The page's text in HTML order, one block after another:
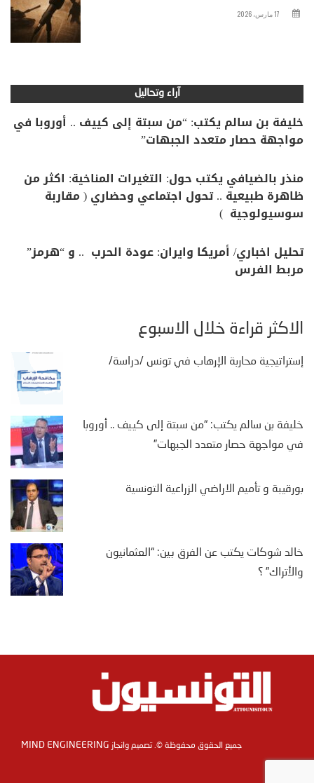
17 مارس، 2026
آراء وتحاليل
خليفة بن سالم يكتب: “من سبتة إلى كييف .. أوروبا في
مواجهة حصار متعدد الجبهات”
منذر بالضيافي يكتب حول: التغيرات المناخية: اكثر من
ظاهرة طبيعية .. تحول اجتماعي وحضاري ( مقاربة
سوسيولوجية )
تحليل اخباري/ أمريكا وايران: عودة الحرب .. و “هرمز”
مربط الفرس
الأكثر قراءة خلال الأسبوع
إستراتيجية محاربة الإرهاب في تونس /دراسة/
خليفة بن سالم يكتب: “من سبتة إلى كييف .. أوروبا
في مواجهة حصار متعدد الجبهات”
بورقيبة و تأميم الاراضي الزراعية التونسية
خالد شوكات يكتب عن الفرق بين: “العثمانيون
والأتراك” ؟
جميع الحقوق محفوظة ©. تصميم وانجاز MIND ENGINEERING